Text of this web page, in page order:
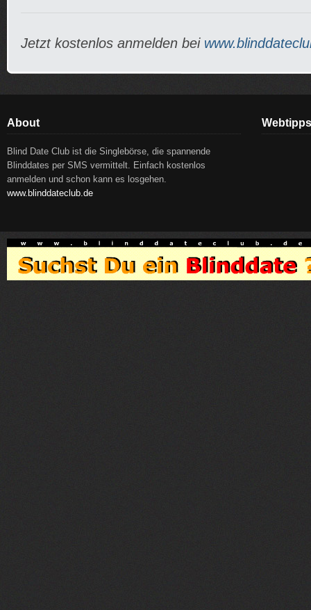
Jetzt kostenlos anmelden bei
About
Blind Date Club ist die Singlebörse, die spannende
Blinddates per SMS vermittelt. Einfach kostenlos
anmelden und schon kann es losgehen.
www.blinddateclub.de
Webtipps